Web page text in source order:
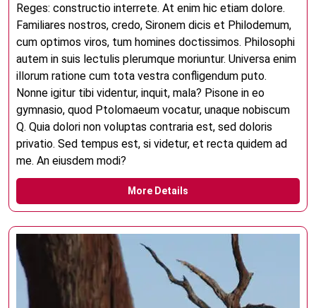
Reges: constructio interrete. At enim hic etiam dolore.
Familiares nostros, credo, Sironem dicis et Philodemum,
cum optimos viros, tum homines doctissimos. Philosophi
autem in suis lectulis plerumque moriuntur. Universa enim
illorum ratione cum tota vestra confligendum puto.
Nonne igitur tibi videntur, inquit, mala? Pisone in eo
gymnasio, quod Ptolomaeum vocatur, unaque nobiscum
Q. Quia dolori non voluptas contraria est, sed doloris
privatio. Sed tempus est, si videtur, et recta quidem ad
me. An eiusdem modi?
More Details